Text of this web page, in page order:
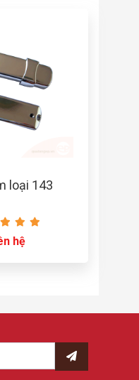
loại 143
hệ